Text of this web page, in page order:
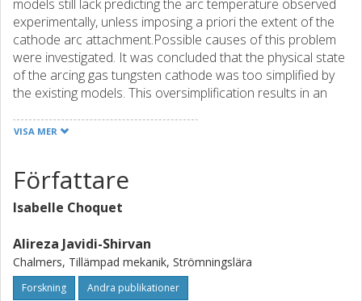
models still lack predicting the arc temperature observed
experimentally, unless imposing a priori the extent of the
cathode arc attachment.Possible causes of this problem
were investigated. It was concluded that the physical state
of the arcing gas tungsten cathode was too simplified by
the existing models. This oversimplification results in an
an underestimation of the arc temperature field.An
measurements available in the literature. Good agreement
with the temperature measured on the cathode surface
and within the arc were obtained.
VISA MER
Författare
Isabelle Choquet
Alireza Javidi-Shirvan
Chalmers, Tillämpad mekanik, Strömningslära
Forskning Andra publikationer